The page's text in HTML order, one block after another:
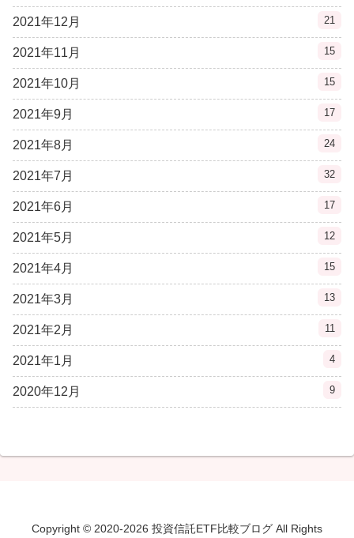
2021年12月 21
2021年11月 15
2021年10月 15
2021年9月 17
2021年8月 24
2021年7月 32
2021年6月 17
2021年5月 12
2021年4月 15
2021年3月 13
2021年2月 11
2021年1月 4
2020年12月 9
Copyright © 2020-2026 投資信託ETF比較ブログ All Rights